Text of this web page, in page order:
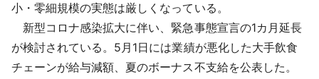
小・零細規模の実態は厳しくなっている。
新型コロナ感染拡大に伴い、緊急事態宣言の1カ月延長
が検討されている。5月1日には業績が悪化した大手飲食
チェーンが給与減額、夏のボーナス不支給を公表した。